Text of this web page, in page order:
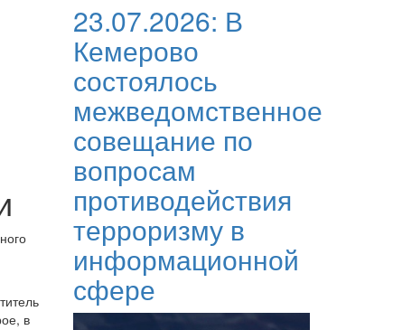
в
23.07.2026: В
Кемерово
состоялось
межведомственное
совещание по
вопросам
противодействия
терроризму в
информационной
сфере